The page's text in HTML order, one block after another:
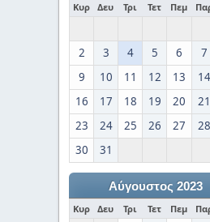
Κυρ Δευ Τρι Τετ Πεμ
2
3 4 5 6 7
9
10 11 12 13 14
16
17 18 19 20 21
23
24 25 26 27 28
30
31
Αύγουστος 2023
Κυρ Δευ Τρι Τετ Πεμ